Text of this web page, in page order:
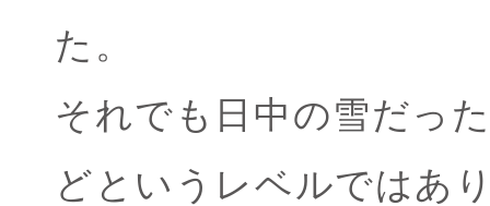
た。
それでも日中の雪だっ
どというレベルではあ